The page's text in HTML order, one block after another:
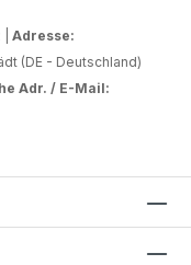
Adresse:
(DE - Deutschland)
Adr. / E-Mail: